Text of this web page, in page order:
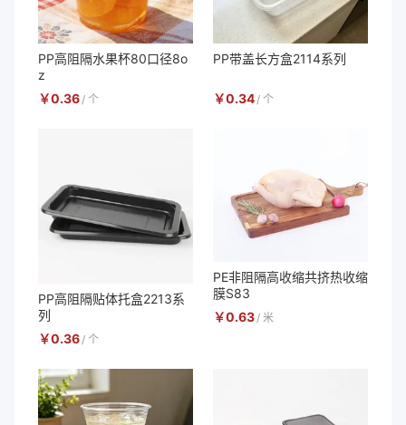
PP高阻隔水果杯80口径8o
z
￥0.36/ 个
PP带盖长方盒2114系列
￥0.34/ 个
PP高阻隔贴体托盒2213系
列
￥0.36/ 个
PE非阻隔高收缩共挤热收缩
膜S83
￥0.63 / 米